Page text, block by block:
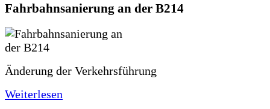
Fahrbahnsanierung an der B214
Änderung der Verkehrsführung
Weiterlesen